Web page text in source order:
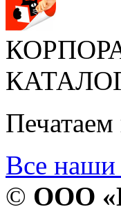
Печатаем
Все наши
© ООО